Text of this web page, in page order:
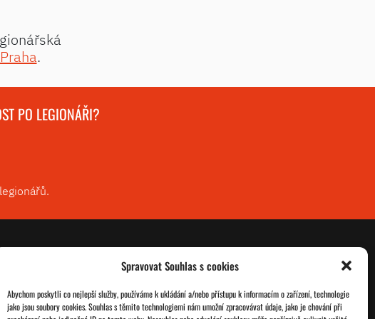
Spravovat Souhlas s cookies
Abychom poskytli co nejlepší služby, používáme k ukládání a/nebo přístupu k informacím o zařízení, technologie
jako jsou soubory cookies. Souhlas s těmito technologiemi nám umožní zpracovávat údaje, jako je chování při
.
PO LEGIONÁŘI?
O nás
Jednoty ČSOL
Databáze legionářů
Pro členy